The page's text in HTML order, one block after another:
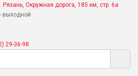
Рязань, Окружная дорога, 185 км, стр. 6а
выходной
29-36-98